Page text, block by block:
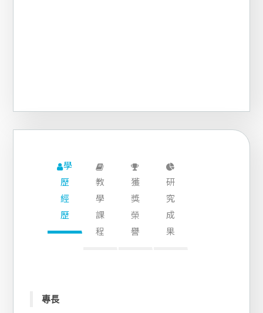
學
歷
經
歷
教
學
課
程
獲
獎
榮
譽
研
究
成
果
專長